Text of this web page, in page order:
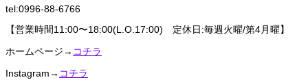
tel:0996-88-6766
【営業時間11:00〜18:00(L.O.17:00) 定休日:毎週火曜/第4月曜】
ホームページ→ コチラ
Instagram→ コチラ